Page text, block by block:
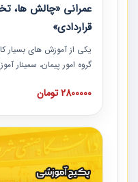
عمرانی «چالش ها،
قراردادی»
یکی از آموزش‏‏‏‏‏‏ های بسیار
گروه امور پیمان، سمینار
های عمرانی» چالش ها،
است که در محل سندیکای
مدارک پیمان به همراه
2800000 تومان